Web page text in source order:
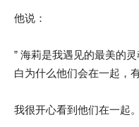
他说：
” 海莉是我遇见的最美的
白为什么他们会在一起，
我很开心看到他们在一起